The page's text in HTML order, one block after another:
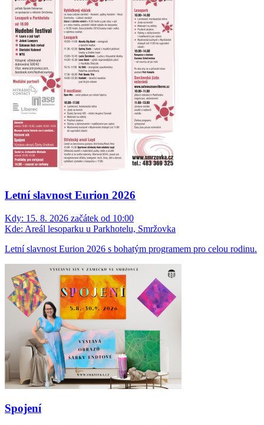
Letní slavnost Eurion 2026
Kdy: 15. 8. 2026 začátek od 10:00
Kde: Areál lesoparku u Parkhotelu, Smržovka
Letní slavnost Eurion 2026 s bohatým programem pro celou rodinu.
Spojení